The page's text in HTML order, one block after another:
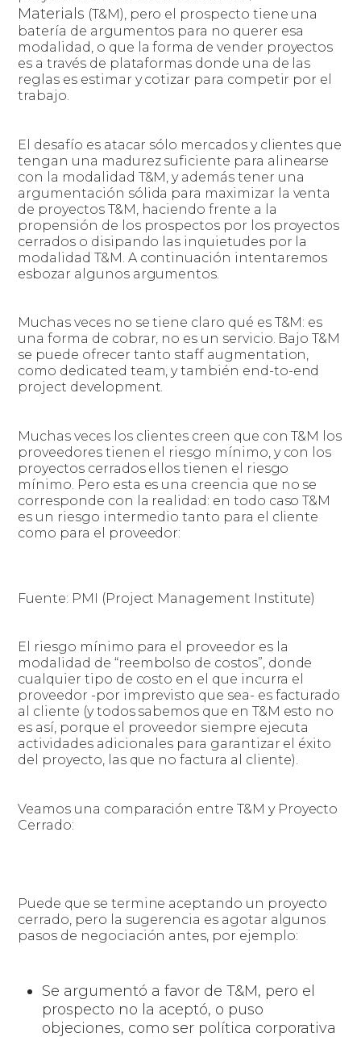
Materials (T&M), pero el prospecto tiene una
batería de argumentos para no querer esa
modalidad, o que la forma de vender proyectos
es a través de plataformas donde una de las
reglas es estimar y cotizar para competir por el
trabajo.
El desafío es atacar sólo mercados y clientes que
tengan una madurez suficiente para alinearse
con la modalidad T&M, y además tener una
argumentación sólida para maximizar la venta
de proyectos T&M, haciendo frente a la
propensión de los prospectos por los proyectos
cerrados o disipando las inquietudes por la
modalidad T&M. A continuación intentaremos
esbozar algunos argumentos.
Muchas veces no se tiene claro qué es T&M: es
una forma de cobrar, no es un servicio. Bajo T&M
se puede ofrecer tanto staff augmentation,
como dedicated team, y también end-to-end
project development.
Muchas veces los clientes creen que con T&M los
proveedores tienen el riesgo mínimo, y con los
proyectos cerrados ellos tienen el riesgo
mínimo. Pero esta es una creencia que no se
corresponde con la realidad: en todo caso T&M
es un riesgo intermedio tanto para el cliente
como para el proveedor:
Fuente: PMI (Project Management Institute)
El riesgo mínimo para el proveedor es la
modalidad de “reembolso de costos”, donde
cualquier tipo de costo en el que incurra el
proveedor -por imprevisto que sea- es facturado
al cliente (y todos sabemos que en T&M esto no
es así, porque el proveedor siempre ejecuta
actividades adicionales para garantizar el éxito
del proyecto, las que no factura al cliente).
Veamos una comparación entre T&M y Proyecto
Cerrado:
Puede que se termine aceptando un proyecto
cerrado, pero la sugerencia es agotar algunos
pasos de negociación antes, por ejemplo:
Se argumentó a favor de T&M, pero el
prospecto no la aceptó, o puso
objeciones, como ser política corporativa